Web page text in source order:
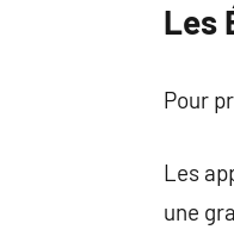
Les
Pour
Les
une